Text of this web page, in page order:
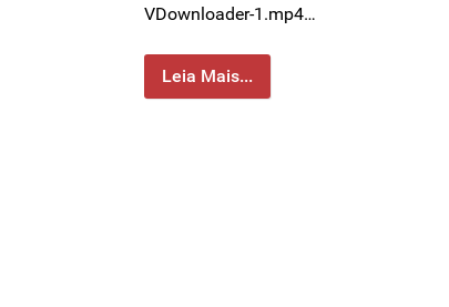
VDownloader-1.mp4…
Leia Mais...